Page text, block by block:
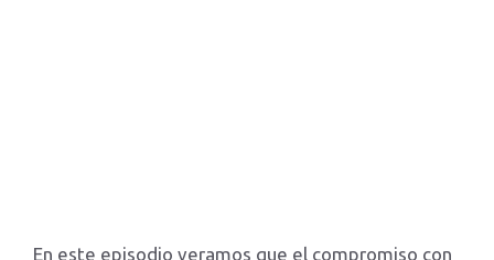
En este episodio veramos que el compromiso con